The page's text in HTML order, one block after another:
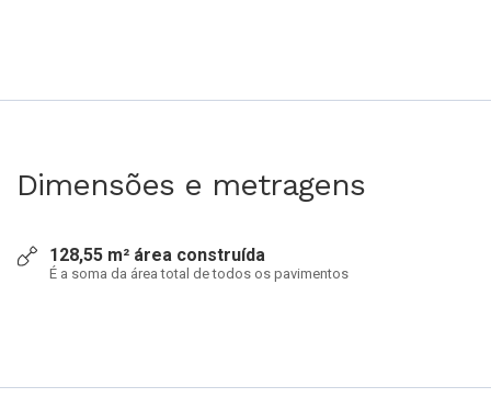
Dimensões e metragens
128,55 m² área construída
É a soma da área total de todos os pavimentos